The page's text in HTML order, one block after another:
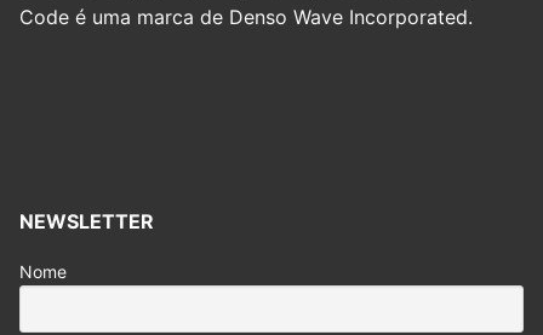
Code é uma marca de Denso Wave Incorporated.
NEWSLETTER
Nome